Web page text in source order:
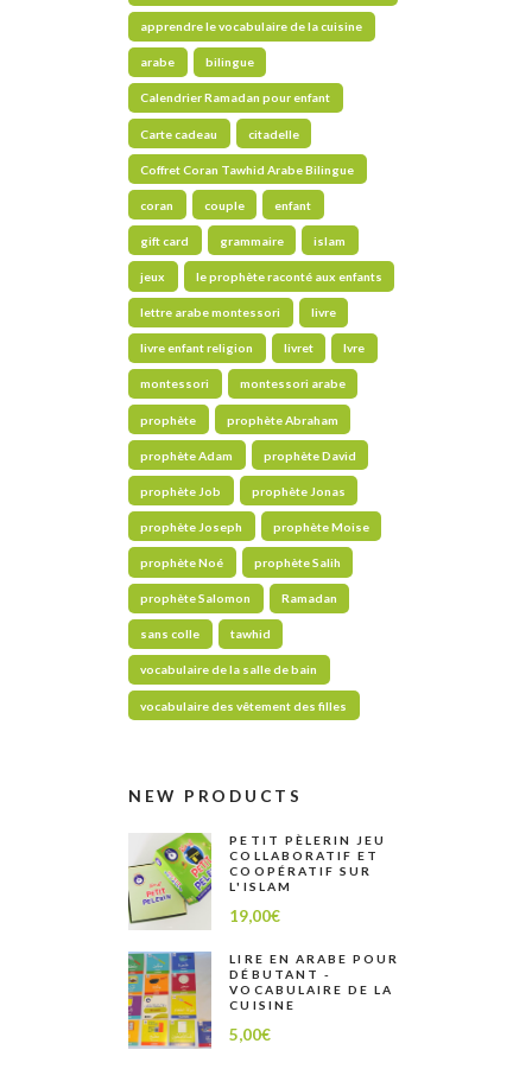
apprendre le vocabulaire de la cuisine
arabe bilingue
Calendrier Ramadan pour enfant
Carte cadeau citadelle
Coffret Coran Tawhid Arabe Bilingue
coran couple enfant
gift card grammaire islam
jeux le prophète raconté aux enfants
lettre arabe montessori livre
livre enfant religion livret lvre
montessori montessori arabe
prophète prophète Abraham
prophète Adam prophète David
prophète Job prophète Jonas
prophète Joseph prophète Moise
prophète Noé prophète Salih
prophète Salomon Ramadan
sans colle tawhid
vocabulaire de la salle de bain
vocabulaire des vêtement des filles
NEW PRODUCTS
PETIT PÈLERIN JEU
COLLABORATIF ET
COOPÉRATIF SUR
L'ISLAM
19,00€
LIRE EN ARABE POUR
DÉBUTANT -
VOCABULAIRE DE LA
CUISINE
5,00€